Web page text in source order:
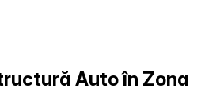
Auto în Zona